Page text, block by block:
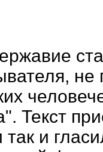
не
Текст
так и